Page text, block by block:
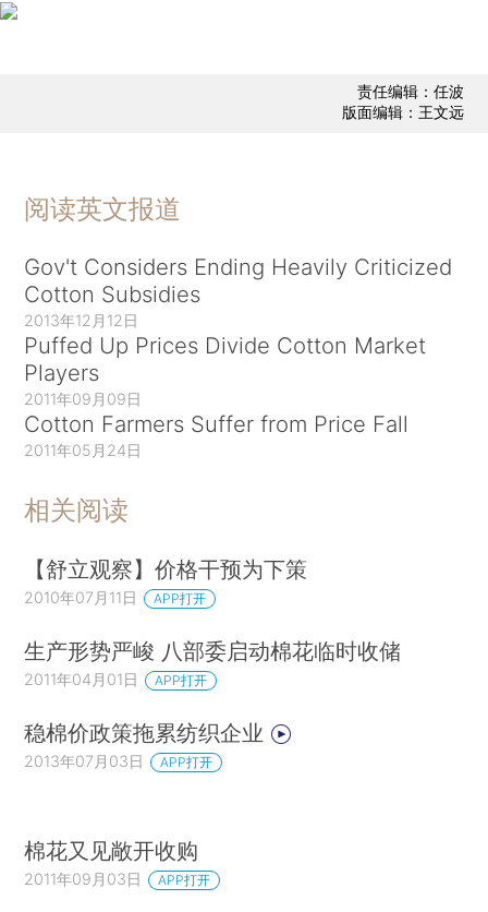
责任编辑：任波
版面编辑：王文远
阅读英文报道
Gov't Considers Ending Heavily Criticized
Cotton Subsidies
2013年12月12日
Puffed Up Prices Divide Cotton Market
Players
2011年09月09日
Cotton Farmers Suffer from Price Fall
2011年05月24日
相关阅读
【舒立观察】价格干预为下策
2010年07月11日 APP打开
生产形势严峻 八部委启动棉花临时收储
2011年04月01日 APP打开
稳棉价政策拖累纺织企业
2013年07月03日 APP打开
棉花又见敞开收购
2011年09月03日 APP打开